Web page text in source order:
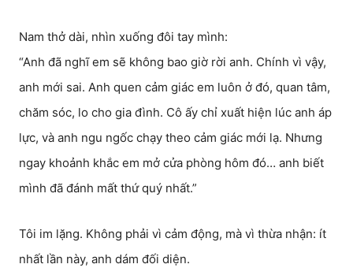
Nam thở dài, nhìn xuống đôi tay mình:
“Anh đã nghĩ em sẽ không bao giờ rời anh. Chính vì vậy,
anh mới sai. Anh quen cảm giác em luôn ở đó, quan tâm,
chăm sóc, lo cho gia đình. Cô ấy chỉ xuất hiện lúc anh áp
lực, và anh ngu ngốc chạy theo cảm giác mới lạ. Nhưng
ngay khoảnh khắc em mở cửa phòng hôm đó… anh biết
mình đã đánh mất thứ quý nhất.”
Tôi im lặng. Không phải vì cảm động, mà vì thừa nhận: ít
nhất lần này, anh dám đối diện.